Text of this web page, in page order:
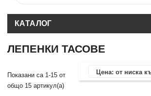
КАТАЛОГ
ЛЕПЕНКИ ТАСОВЕ
Цена: от ниска
Показани са 1-15 от
общо 15 артикул(а)